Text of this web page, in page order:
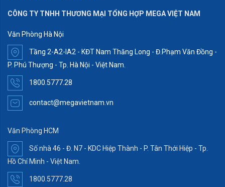
CÔNG TY TNHH THƯƠNG MẠI TỔNG HỢP MEGA VIỆT NAM
Văn Phòng Hà Nội
Tầng 2-A2-IA2 - KĐT Nam Thăng Long - Đ.Phạm Văn Đồng -
P. Phú Thượng - Tp. Hà Nội - Việt Nam.
1800.5777.28
contact@megavietnam.vn
Văn Phòng HCM
Số nhà 46 - Đ. N7 - KDC Hiệp Thành - P. Tân Thới Hiệp - Tp.
Hồ Chí Minh - Việt Nam.
1800.5777.28